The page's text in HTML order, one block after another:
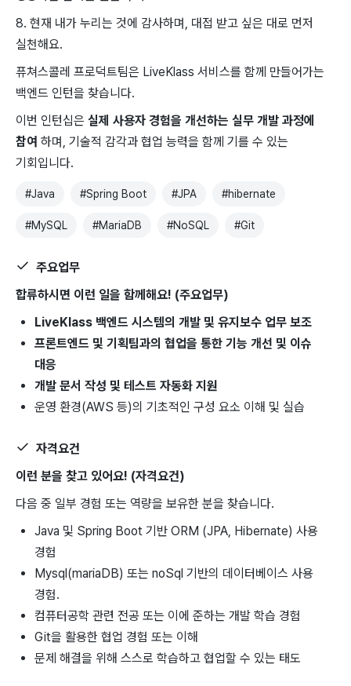
8. 현재 내가 누리는 것에 감사하며, 대접 받고 싶은 대로 먼저
실천해요.
퓨쳐스콜레 프로덕트팀은 LiveKlass 서비스를 함께 만들어가는
백엔드 인턴을 찾습니다.
이번 인턴십은 실제 사용자 경험을 개선하는 실무 개발 과정에
참여 하며, 기술적 감각과 협업 능력을 함께 기를 수 있는
기회입니다.
#Java #Spring Boot #JPA #hibernate
#MySQL #MariaDB #NoSQL #Git
주요업무
합류하시면 이런 일을 함께해요! (주요업무)
LiveKlass 백엔드 시스템의 개발 및 유지보수 업무 보조
프론트엔드 및 기획팀과의 협업을 통한 기능 개선 및 이슈
대응
개발 문서 작성 및 테스트 자동화 지원
운영 환경(AWS 등)의 기초적인 구성 요소 이해 및 실습
자격요건
이런 분을 찾고 있어요! (자격요건)
다음 중 일부 경험 또는 역량을 보유한 분을 찾습니다.
Java 및 Spring Boot 기반 ORM (JPA, Hibernate) 사용
경험
Mysql(mariaDB) 또는 noSql 기반의 데이터베이스 사용
경험.
컴퓨터공학 관련 전공 또는 이에 준하는 개발 학습 경험
Git을 활용한 협업 경험 또는 이해
문제 해결을 위해 스스로 학습하고 협업할 수 있는 태도